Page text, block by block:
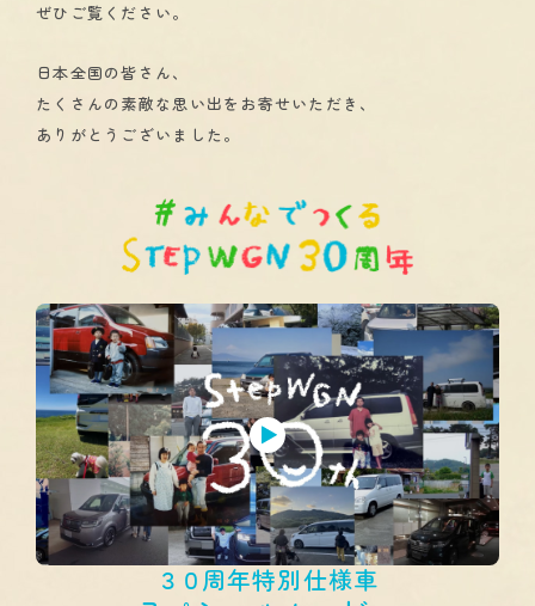
ぜひご覧ください。
日本全国の皆さん、
たくさんの素敵な思い出をお寄せいただき、
ありがとうございました。
３０ 周年特別仕様車